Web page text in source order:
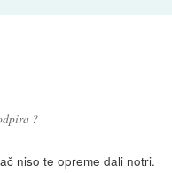
?
niso te opreme dali notri.